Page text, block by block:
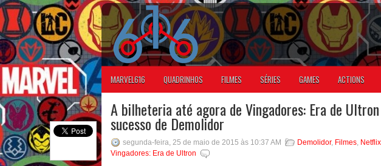
MARVEL616 QUADRINHOS FILMES SÉRIES GAMES ACTIONS
A bilheteria até agora de Vingadores: Era de
sucesso de Demolidor
segunda-feira, 25 de maio de 2015 às 10:37 AM Demolidor, Filmes, Netflix
Vingadores: Era de Ultron